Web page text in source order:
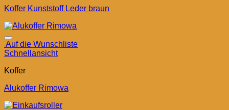
Koffer Kunststoff Leder braun
Auf die Wunschliste
Schnellansicht
Koffer
Alukoffer Rimowa